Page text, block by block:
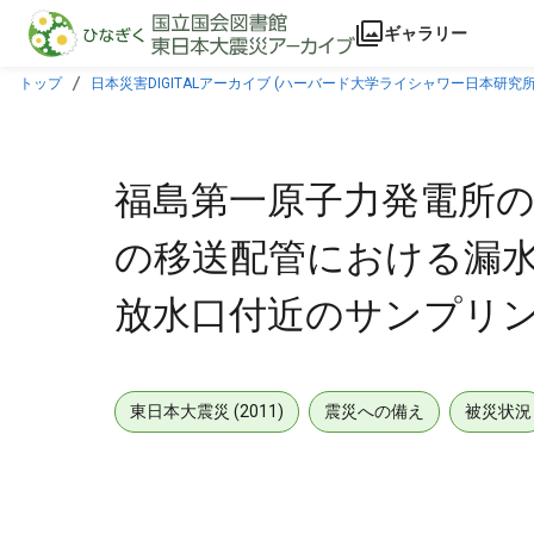
本文に飛ぶ
ギャラリー
トップ 日本災害DIGITALアーカイブ (ハーバード大学ライシャワー日本研究
福島第一原子力発電所
の移送配管における漏
放水口付近のサンプリ
東日本大震災 (2011) 震災への備え 被災状況